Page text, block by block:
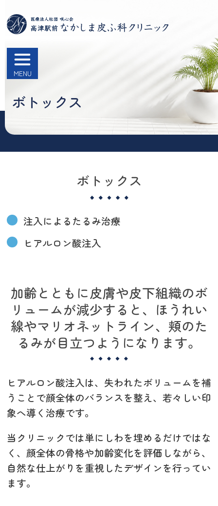
ック
ボトックス
ボトックス
注入によるたるみ治療
ヒアルロン酸注入
加齢とともに皮膚や皮下組織のボ
リュームが減少すると、ほうれい
線やマリオネットライン、頬のた
るみが目立つようになります。
ヒアルロン酸注入は、失われたボリュームを補
うことで顔全体のバランスを整え、若々しい印
象へ導く治療です。
当クリニックでは単にしわを埋めるだけではな
く、顔全体の骨格や加齢変化を評価しながら、
自然な仕上がりを重視したデザインを行ってい
ます。